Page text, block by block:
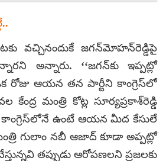
వచ్చినందుకే జగన్‌మోహన్‌రెడ్డిపై
అన్నారు. ‘‘జగన్‌కు ఇప్పట్లో
ఆయన తన పార్టీని కాంగ్రెస్‌లో
కేంద్ర మంత్రి కోట్ల సూర్యప్రకాశ్‌రెడ్డి
కాంగ్రెస్‌లోనే ఉంటే ఆయన మీద కేసులే
గులాం నబీ ఆజాద్ కూడా అప్పట్లో
తప్పుడు ఆరోపణలని ప్రజలకు